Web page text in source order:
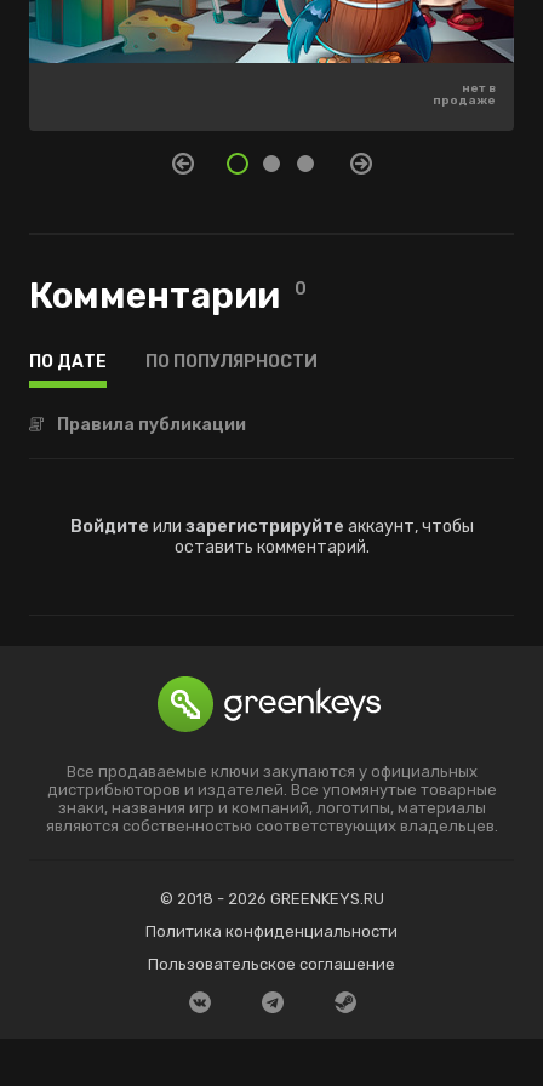
нет в
продаже
нет в
продаже
1100 ₽
440 ₽
Комментарии 0
ПО ДАТЕ ПО ПОПУЛЯРНОСТИ
Правила публикации
Войдите или зарегистрируйте аккаунт, чтобы
оставить комментарий.
Все продаваемые ключи закупаются у официальных
дистрибьюторов и издателей. Все упомянутые товарные
знаки, названия игр и компаний, логотипы, материалы
являются собственностью соответствующих владельцев.
© 2018 - 2026 GREENKEYS.RU
Политика конфиденциальности
Пользовательское соглашение